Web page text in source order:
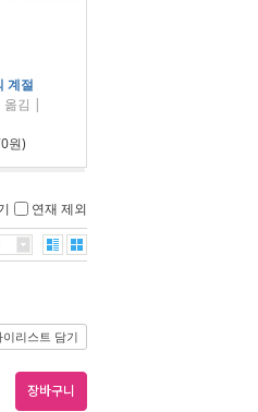
계절
옮김 |
원)
연재 제외
이리스트 담기
장바구니